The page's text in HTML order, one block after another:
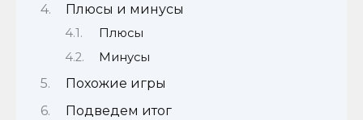
Плюсы и минусы
Плюсы
Минусы
Похожие игры
Подведем итог